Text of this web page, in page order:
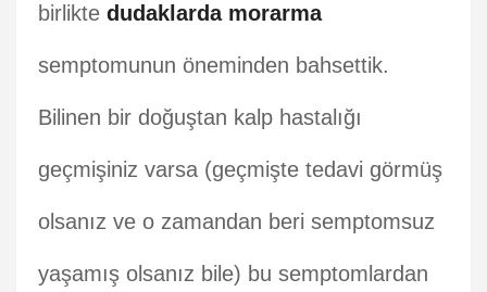
birlikte dudaklarda morarma
semptomunun öneminden bahsettik.
Bilinen bir doğuştan kalp hastalığı
geçmişiniz varsa (geçmişte tedavi görmüş
olsanız ve o zamandan beri semptomsuz
yaşamış olsanız bile) bu semptomlardan